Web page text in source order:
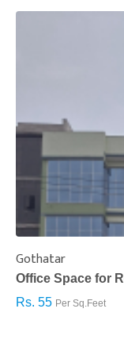
Gothatar
Office Space for
Rs. 55 Per Sq.Feet